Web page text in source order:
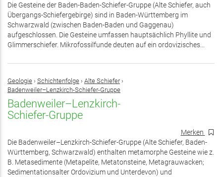
Die Gesteine der Baden-Baden-Schiefer-Gruppe (Alte Schiefer, auch
Übergangs-Schiefergebirge) sind in Baden-Württemberg im
Schwarzwald (zwischen Baden-Baden und Gaggenau)
aufgeschlossen. Die Gesteine umfassen hauptsächlich Phyllite und
Glimmerschiefer. Mikrofossilfunde deuten auf ein ordovizisches...
Geologie › Schichtenfolge › Alte Schiefer›
Badenweiler–Lenzkirch-Schiefer-Gruppe
Badenweiler–Lenzkirch-
Schiefer-Gruppe
Merken
Die Badenweiler–Lenzkirch-Schiefer-Gruppe (Alte Schiefer, Baden-
Württemberg, Schwarzwald) enthalten metamorphe Gesteine wie z.
B. Metasedimente (Metapelite, Metatonsteine, Metagrauwacken;
Sedimentationsalter Ordovizium und Unterdevon) und